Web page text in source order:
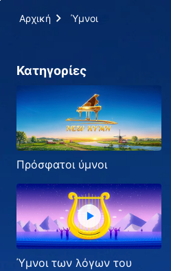
Αρχική Ύμνοι
Κατηγορίες
Πρόσφατοι ύμνοι
Ύμνοι των λόγων του